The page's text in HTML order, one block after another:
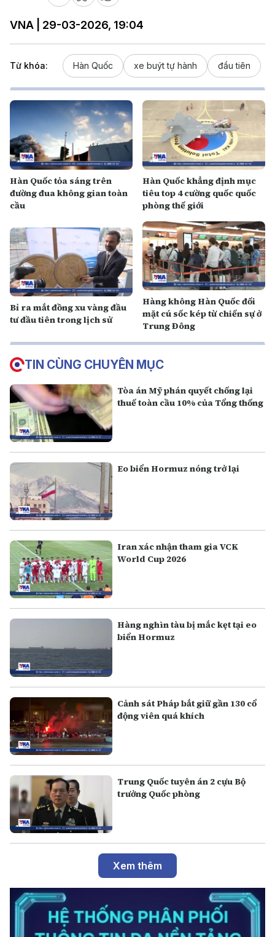
VNA | 29-03-2026, 19:04
Từ khóa: Hàn Quốc xe buýt tự hành đầu tiên
Hàn Quốc tỏa sáng trên
đường đua không gian toàn
cầu
Hàn Quốc khẳng định mục
tiêu top 4 cường quốc quốc
phòng thế giới
Bỉ ra mắt đồng xu vàng đầu
tư đầu tiên trong lịch sử
Hàng không Hàn Quốc đối
mặt cú sốc kép từ chiến sự ở
Trung Đông
TIN CÙNG CHUYÊN MỤC
Tòa án Mỹ phán quyết chống lại
thuế toàn cầu 10% của Tổng thống
Eo biển Hormuz nóng trở lại
Iran xác nhận tham gia VCK
World Cup 2026
Hàng nghìn tàu bị mắc kẹt tại eo
biển Hormuz
Cảnh sát Pháp bắt giữ gần 130 cổ
động viên quá khích
Trung Quốc tuyên án 2 cựu Bộ
trưởng Quốc phòng
Xem thêm